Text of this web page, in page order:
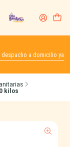
despacho a domicilio ya
kilos